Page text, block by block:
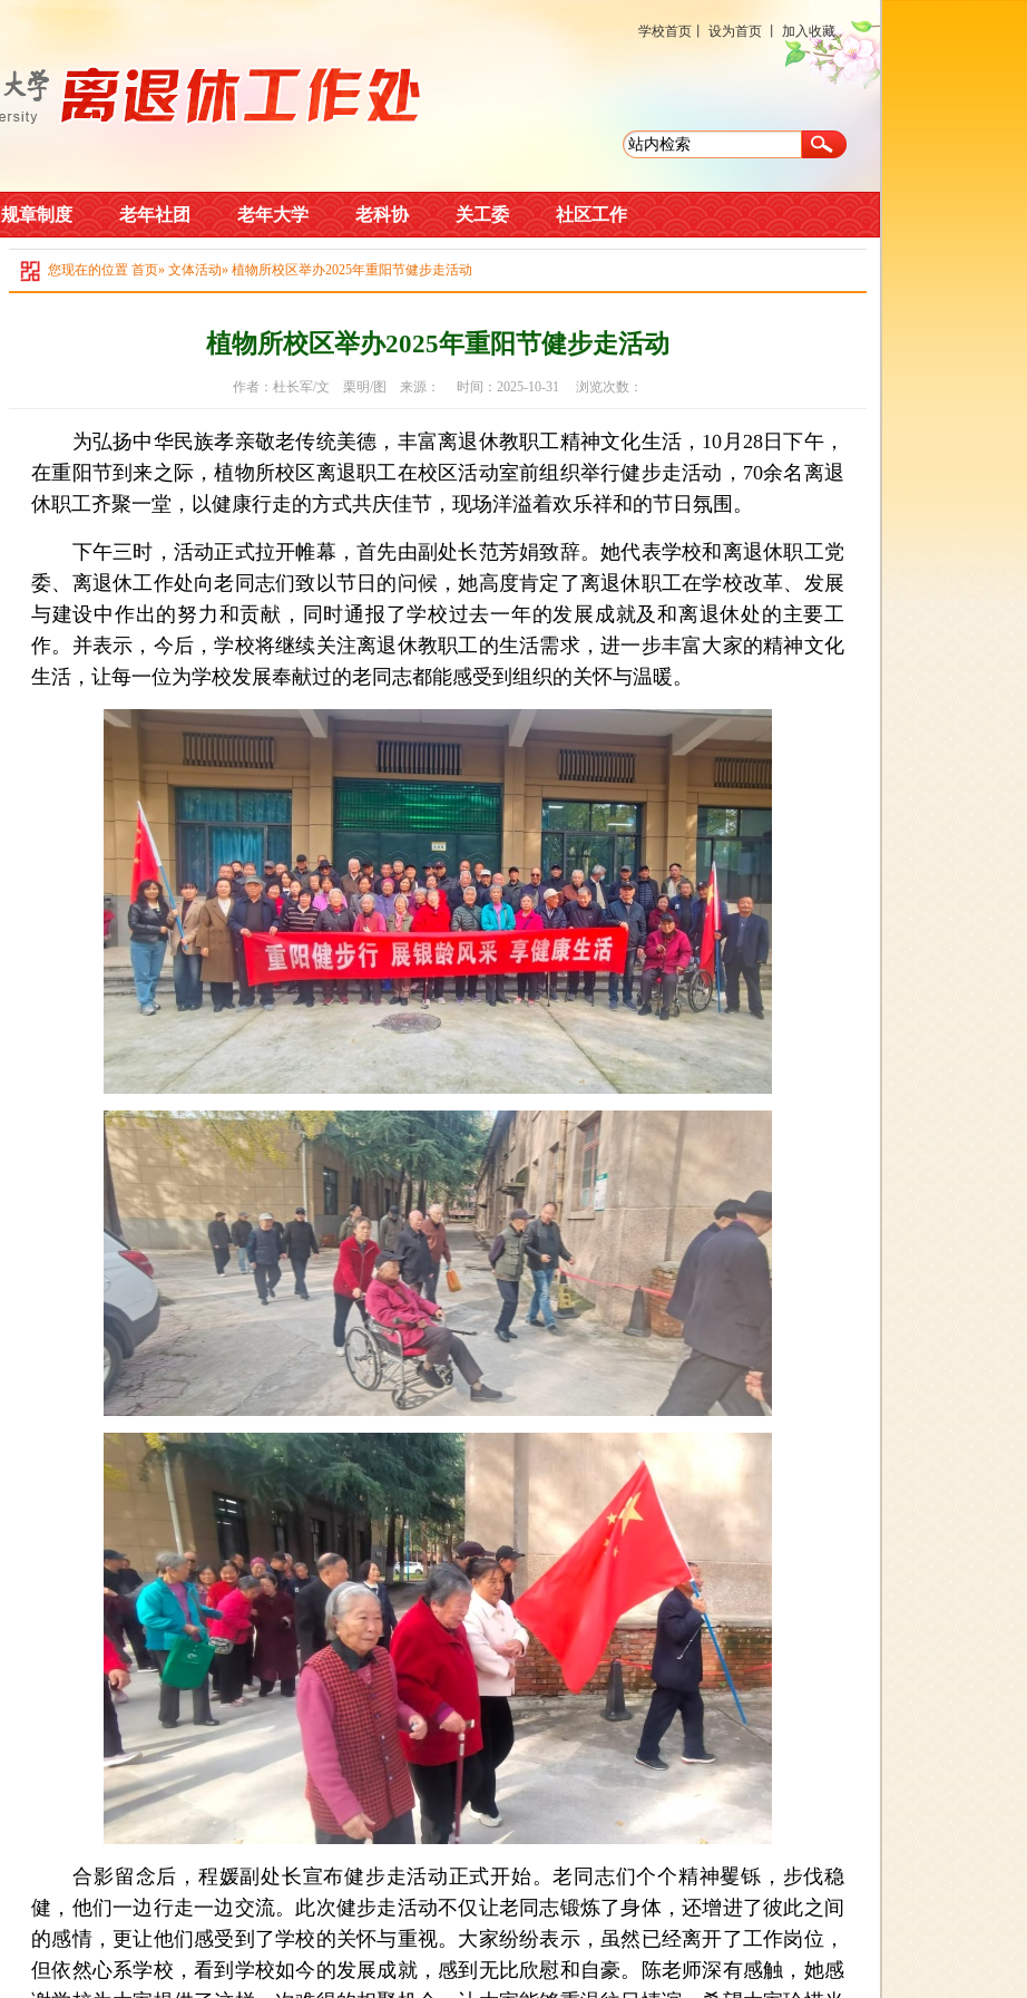
学校首页 设为首页 加入收藏
规章制度 老年社团 老年大学 老科协 关工委 社区工作
您现在的位置 首页» 文体活动» 植物所校区举办2025年重阳节健步走活动
植物所校区举办2025年重阳节健步走活动
作者：杜长军/文 栗明/图 来源： 时间：2025-10-31 浏览次数：
为弘扬中华民族孝亲敬老传统美德，丰富离退休教职工精神文化生活，10月28日下午，
在重阳节到来之际，植物所校区离退职工在校区活动室前组织举行健步走活动，70余名离退
休职工齐聚一堂，以健康行走的方式共庆佳节，现场洋溢着欢乐祥和的节日氛围。
下午三时，活动正式拉开帷幕，首先由副处长范芳娟致辞。她代表学校和离退休职工党
委、离退休工作处向老同志们致以节日的问候，她高度肯定了离退休职工在学校改革、发展
与建设中作出的努力和贡献，同时通报了学校过去一年的发展成就及和离退休处的主要工
作。并表示，今后，学校将继续关注离退休教职工的生活需求，进一步丰富大家的精神文化
生活，让每一位为学校发展奉献过的老同志都能感受到组织的关怀与温暖。
合影留念后，程媛副处长宣布健步走活动正式开始。老同志们个个精神矍铄，步伐稳
健，他们一边行走一边交流。此次健步走活动不仅让老同志锻炼了身体，还增进了彼此之间
的感情，更让他们感受到了学校的关怀与重视。大家纷纷表示，虽然已经离开了工作岗位，
但依然心系学校，看到学校如今的发展成就，感到无比欣慰和自豪。陈老师深有感触，她感